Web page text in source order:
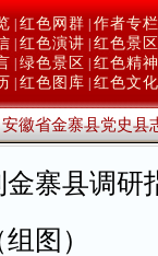
红色网群 作者专栏
红色演讲 红色景区
绿色景区
红色精神
红色图库 红色文化
徽省金寨县党史县
寨县调研
图）